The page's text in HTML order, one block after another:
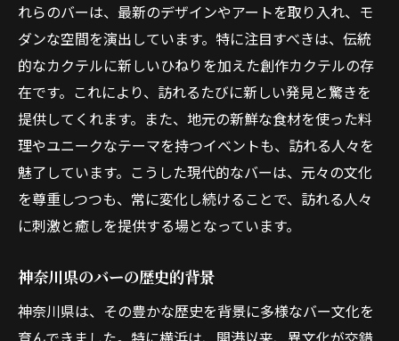
れらのバーは、最新のデザインやアートを取り入れ、モ
ダンな空間を演出しています。特に注目すべきは、伝統
的なカクテルに新しいひねりを加えた創作カクテルの存
在です。これにより、訪れるたびに新しい発見と驚きを
提供してくれます。また、地元の新鮮な食材を使った料
理やユニークなテーマを持つイベントも、訪れる人々を
魅了しています。こうした現代的なバーは、元々の文化
を尊重しつつも、常に変化し続けることで、訪れる人々
に刺激と癒しを提供する場となっています。
神奈川県のバーの歴史的背景
神奈川県は、その豊かな歴史を背景に多様なバー文化を